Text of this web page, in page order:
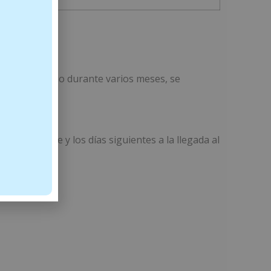
uso continuo durante varios meses, se
día del viaje y los días siguientes a la llegada al